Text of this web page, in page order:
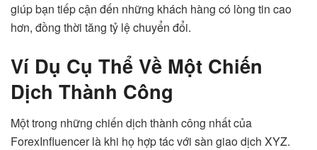
giúp bạn tiếp cận đến những khách hàng có lòng tin cao
hơn, đồng thời tăng tỷ lệ chuyển đổi.
Ví Dụ Cụ Thể Về Một Chiến
Dịch Thành Công
Một trong những chiến dịch thành công nhất của
ForexInfluencer là khi họ hợp tác với sàn giao dịch XYZ.